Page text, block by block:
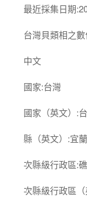
最近採集日期
台灣貝類相之
中文
國家:台灣
國家（英文）:
縣（英文）:宜
次縣級行政區:
次縣級行政區